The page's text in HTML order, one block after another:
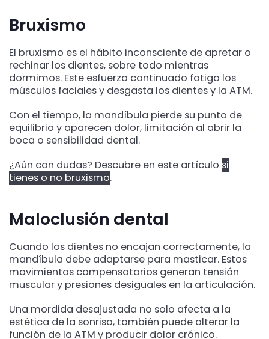
Bruxismo
El bruxismo es el hábito inconsciente de apretar o
rechinar los dientes, sobre todo mientras
dormimos. Este esfuerzo continuado fatiga los
músculos faciales y desgasta los dientes y la ATM.
Con el tiempo, la mandíbula pierde su punto de
equilibrio y aparecen dolor, limitación al abrir la
boca o sensibilidad dental.
¿Aún con dudas? Descubre en este artículo si
tienes o no bruxismo.
Maloclusión dental
Cuando los dientes no encajan correctamente, la
mandíbula debe adaptarse para masticar. Estos
movimientos compensatorios generan tensión
muscular y presiones desiguales en la articulación.
Una mordida desajustada no solo afecta a la
estética de la sonrisa, también puede alterar la
función de la ATM y producir dolor crónico.